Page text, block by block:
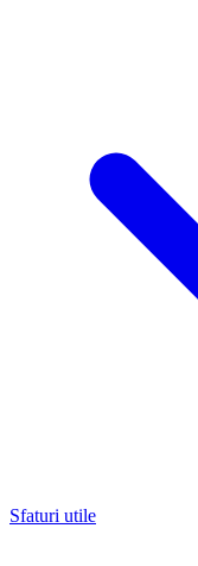
Sfaturi utile